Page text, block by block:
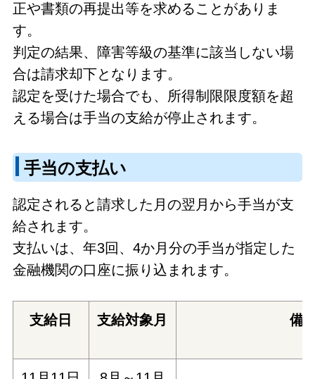
正や書類の再提出等を求めることがありま
す。
判定の結果、障害等級の基準に該当しない場
合は請求却下となります。
認定を受けた場合でも、所得制限限度額を超
える場合は手当の支給が停止されます。
手当の支払い
認定されると請求した月の翌月から手当が支
給されます。
支払いは、年3回、4か月分の手当が指定した
金融機関の口座に振り込まれます。
支給日 支給対象月 備